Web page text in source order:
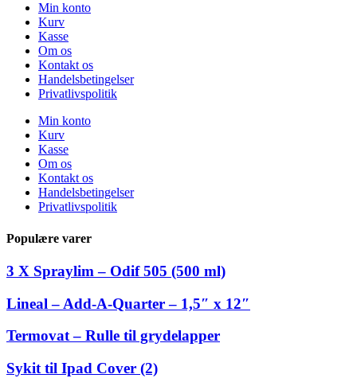
Min konto
Kurv
Kasse
Om os
Kontakt os
Handelsbetingelser
Privatlivspolitik
Min konto
Kurv
Kasse
Om os
Kontakt os
Handelsbetingelser
Privatlivspolitik
Populære varer
3 X Spraylim – Odif 505 (500 ml)
Lineal – Add-A-Quarter – 1,5″ x 12″
Termovat – Rulle til grydelapper
Sykit til Ipad Cover (2)